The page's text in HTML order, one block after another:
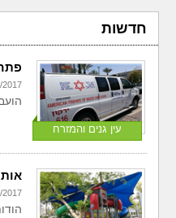
חדשות
עין גנים והמזרח
פתח
2017
אותרה בת
2017
הודות